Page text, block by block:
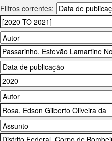
Filtros correntes: